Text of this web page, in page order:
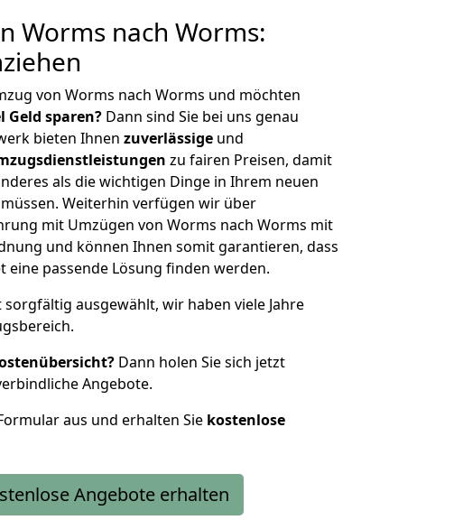
Worms nach Worms:
von Worms nach Worms und möchten
Geld sparen? Dann sind Sie bei uns genau
bieten Ihnen zuverlässige und
zu fairen Preisen, damit
als die wichtigen Dinge in Ihrem neuen
Weiterhin verfügen wir über
mit Umzügen von Worms nach Worms mit
und können Ihnen somit garantieren, dass
eine passende Lösung finden werden.
sorgfältig ausgewählt, wir haben viele Jahre
Dann holen Sie sich jetzt
Angebote.
aus und erhalten Sie kostenlose
Angebote erhalten